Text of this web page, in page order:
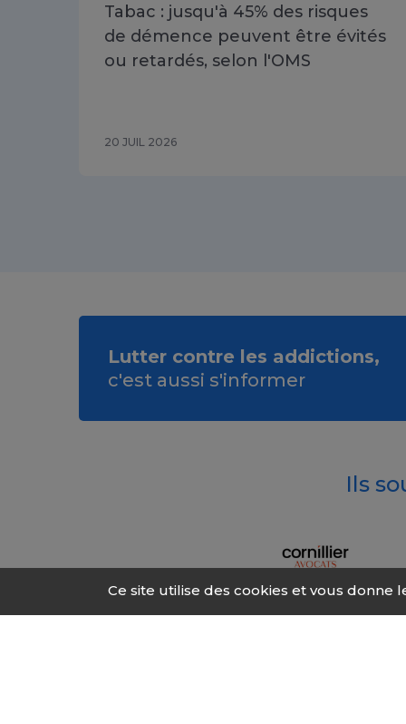
Tabac : jusqu'à 45% des risques
de démence peuvent être évités
ou retardés, selon l'OMS
20 JUIL 2026
Lutter contre les addictions,
c'est aussi s'informer
Ils
Ce site utilise des cookies et vous donne